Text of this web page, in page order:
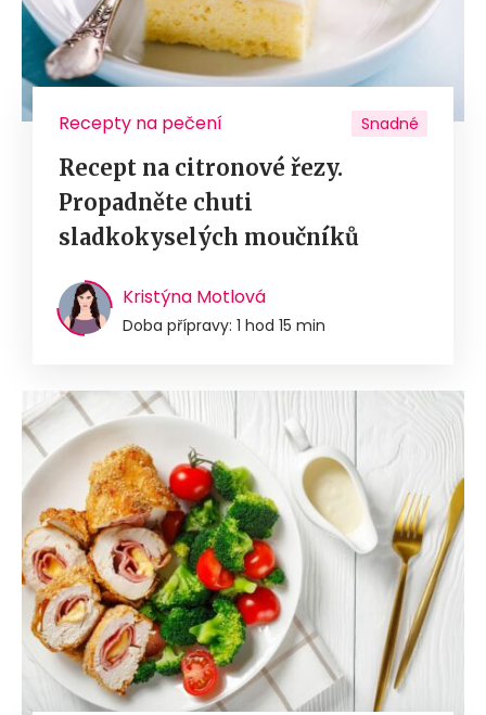
Recepty na pečení Snadné
Recept na citronové řezy.
Propadněte chuti
sladkokyselých moučníků
Kristýna Motlová
Doba přípravy: 1 hod 15 min